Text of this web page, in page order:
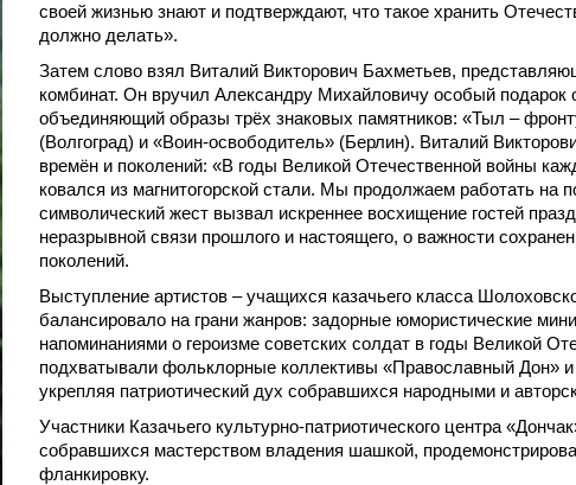
своей жизнью знают и подтверждают, что такое хранить
должно делать».
Затем слово взял Виталий Викторович Бахметьев,
комбинат. Он вручил Александру Михайловичу особый подарок
объединяющий образы трёх знаковых памятников: «Тыл –
(Волгоград) и «Воин-освободитель» (Берлин). Виталий
времён и поколений: «В годы Великой Отечественной войны
ковался из магнитогорской стали. Мы продолжаем работать на
символический жест вызвал искреннее восхищение гостей
неразрывной связи прошлого и настоящего, о важности
поколений.
Выступление артистов – учащихся казачьего класса
балансировало на грани жанров: задорные юмористические
напоминаниями о героизме советских солдат в годы Великой
подхватывали фольклорные коллективы «Православный Дон»
укрепляя патриотический дух собравшихся народными и
Участники Казачьего культурно-патриотического центра
собравшихся мастерством владения шашкой,
фланкировку.